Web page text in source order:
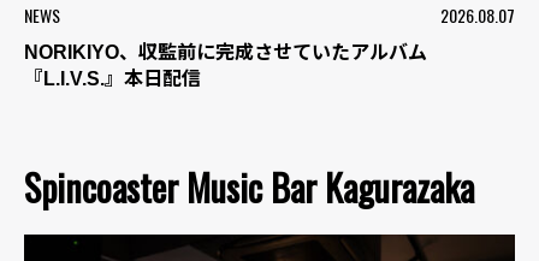
NEWS 2026.08.07
NORIKIYO、収監前に完成させていたアルバム
『L.I.V.S.』本日配信
Spincoaster Music Bar Kagurazaka